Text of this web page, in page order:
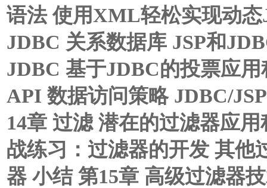
语法 使用XML轻松实现动态
JDBC 关系数据库 JSP和
JDBC 基于JDBC的投票应
API 数据访问策略 JDBC/
14章 过滤 潜在的过滤器应
战练习：过滤器的开发 其他
器 小结 第15章 高级过滤器